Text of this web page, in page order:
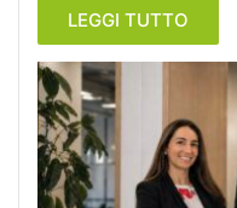
LEGGI TUTTO